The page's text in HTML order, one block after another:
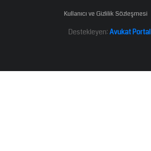
Kullanıcı ve Gizlilik Sözleşmesi
Destekleyen: Avukat Portal